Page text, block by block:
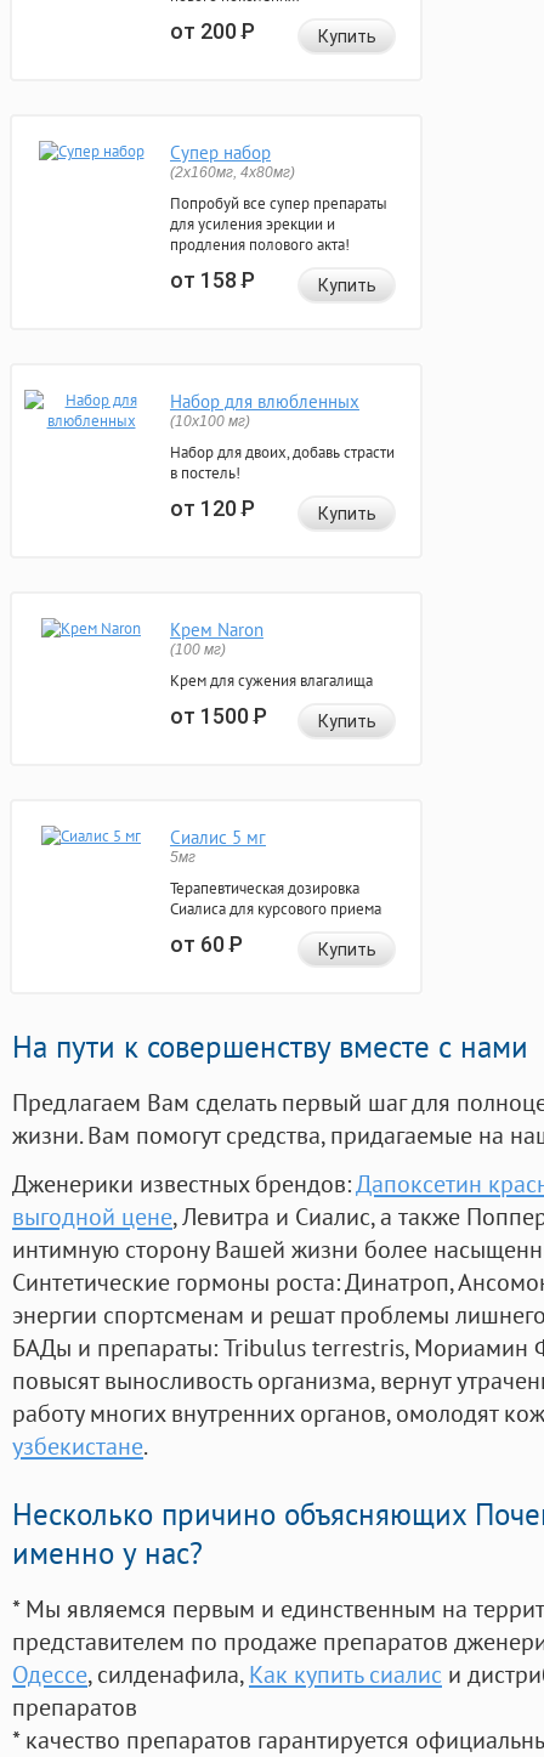
от 200Р Купить
Супер набор
(2х160мг, 4х80мг)
Попробуй все супер препараты
для усиления эрекции и
продления полового акта!
от 158Р Купить
Набор для влюбленных
(10х100 мг)
Набор для двоих, добавь страсти
в постель!
от 120Р Купить
Крем Naron
(100 мг)
Крем для сужения влагалища
от 1500Р Купить
Сиалис 5 мг
5мг
Терапевтическая дозировка
Сиалиса для курсового приема
от 60Р Купить
На пути к совершенству вместе с нами
Предлагаем Вам сделать первый шаг для
жизни. Вам помогут средства, придагаемые на
Дженерики известных брендов:Дапоксетин
выгодной цене, Левитра и Сиалис, а также
интимную сторону Вашей жизни более
Синтетические гормоны роста: Динатроп,
энергии спортсменам и решат проблемы
БАДы и препараты:Tribulus terrestris, Мориамин
повысят выносливость организма, вернут
работу многих внутренних органов, омолодят
узбекистане.
Несколько причино объясняющих
именно у нас?
* Мы являемся первым и единственным на
представителем по продаже препаратов
Одессе, силденафила, Как купить сиалис и
препаратов
* качество препаратов гарантируется